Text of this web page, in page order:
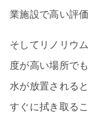
業施設で高い評
そしてリノリウ
度が高い場所で
水が放置される
すぐに拭き取る